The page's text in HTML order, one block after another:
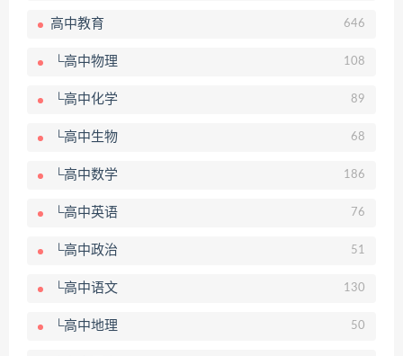
高中教育 646
└高中物理 108
└高中化学 89
└高中生物 68
└高中数学 186
└高中英语 76
└高中政治 51
└高中语文 130
└高中地理 50